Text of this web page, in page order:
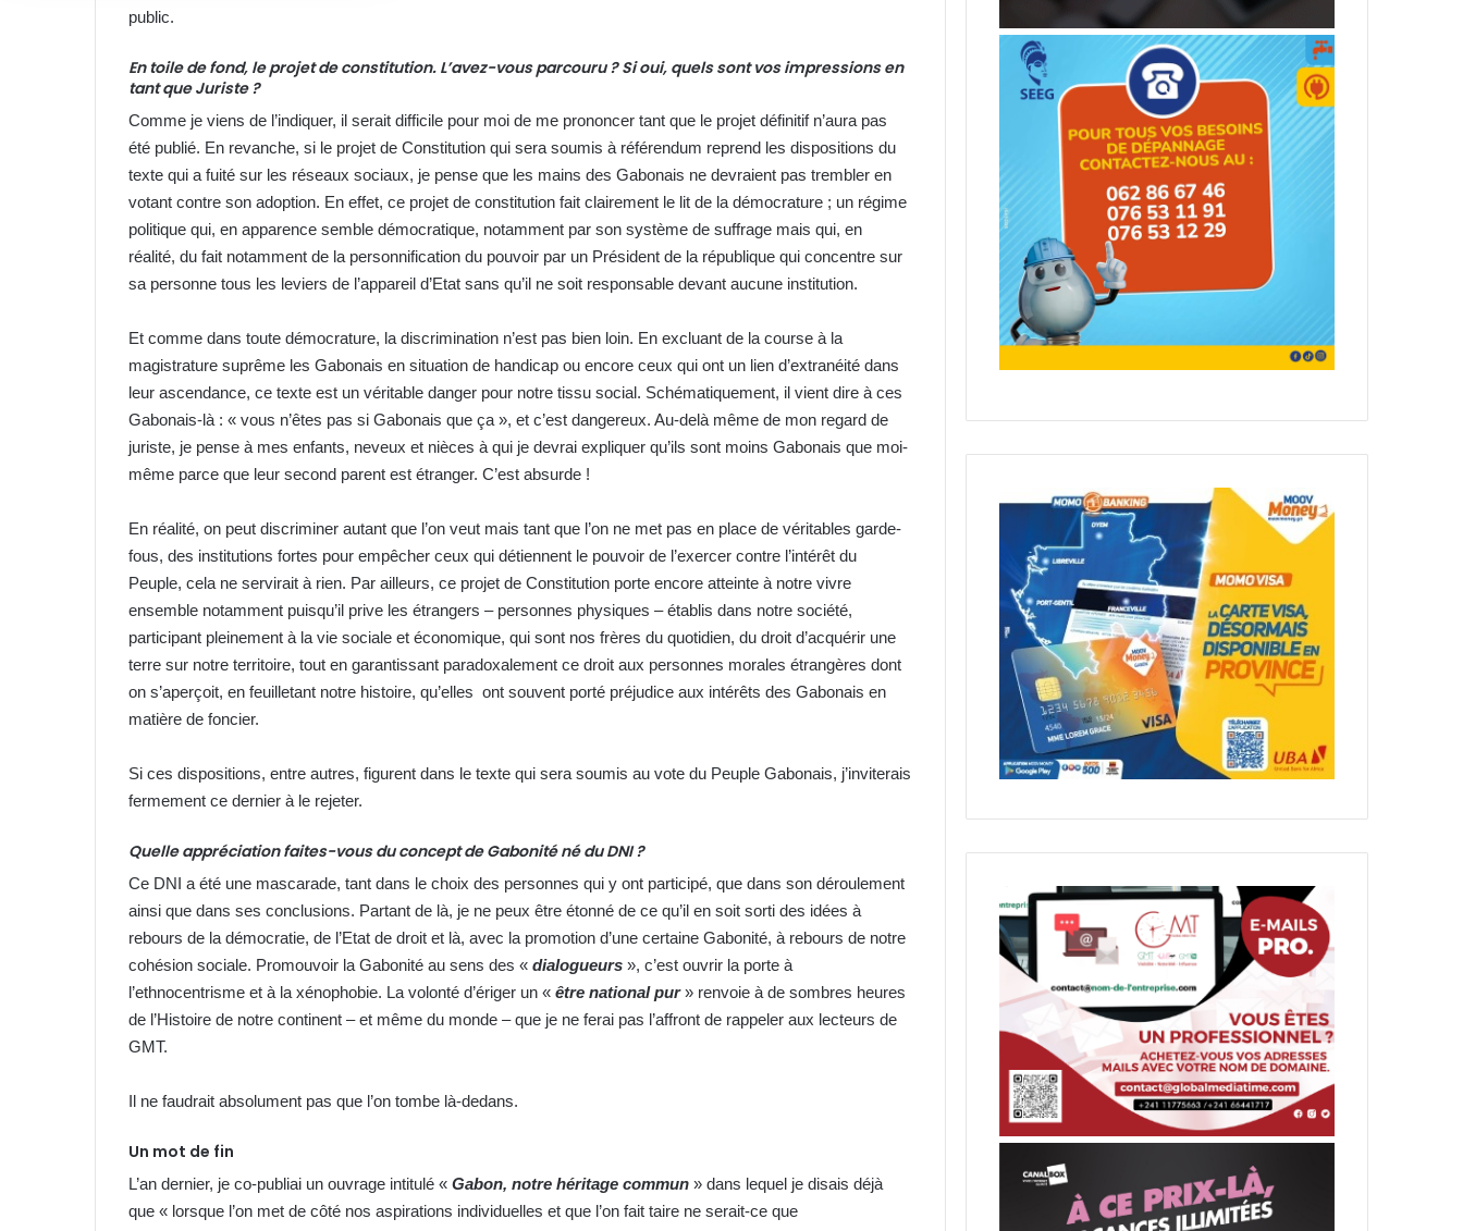
public.
En toile de fond, le projet de constitution. L’avez-vous parcouru ? Si oui, quels sont vos impressions en
tant que Juriste ?
Comme je viens de l’indiquer, il serait difficile pour moi de me prononcer tant que le projet définitif n’aura pas
été publié. En revanche, si le projet de Constitution qui sera soumis à référendum reprend les dispositions du
texte qui a fuité sur les réseaux sociaux, je pense que les mains des Gabonais ne devraient pas trembler en
votant contre son adoption. En effet, ce projet de constitution fait clairement le lit de la démocrature ; un régime
politique qui, en apparence semble démocratique, notamment par son système de suffrage mais qui, en
réalité, du fait notamment de la personnification du pouvoir par un Président de la république qui concentre sur
sa personne tous les leviers de l’appareil d’Etat sans qu’il ne soit responsable devant aucune institution.
Et comme dans toute démocrature, la discrimination n’est pas bien loin. En excluant de la course à la
magistrature suprême les Gabonais en situation de handicap ou encore ceux qui ont un lien d’extranéité dans
leur ascendance, ce texte est un véritable danger pour notre tissu social. Schématiquement, il vient dire à ces
Gabonais-là : « vous n’êtes pas si Gabonais que ça », et c’est dangereux. Au-delà même de mon regard de
juriste, je pense à mes enfants, neveux et nièces à qui je devrai expliquer qu’ils sont moins Gabonais que moi-
même parce que leur second parent est étranger. C’est absurde !
En réalité, on peut discriminer autant que l’on veut mais tant que l’on ne met pas en place de véritables garde-
fous, des institutions fortes pour empêcher ceux qui détiennent le pouvoir de l’exercer contre l’intérêt du
Peuple, cela ne servirait à rien. Par ailleurs, ce projet de Constitution porte encore atteinte à notre vivre
ensemble notamment puisqu’il prive les étrangers – personnes physiques – établis dans notre société,
participant pleinement à la vie sociale et économique, qui sont nos frères du quotidien, du droit d’acquérir une
terre sur notre territoire, tout en garantissant paradoxalement ce droit aux personnes morales étrangères dont
on s’aperçoit, en feuilletant notre histoire, qu’elles ont souvent porté préjudice aux intérêts des Gabonais en
matière de foncier.
Si ces dispositions, entre autres, figurent dans le texte qui sera soumis au vote du Peuple Gabonais, j’inviterais
fermement ce dernier à le rejeter.
Quelle appréciation faites-vous du concept de Gabonité né du DNI ?
Ce DNI a été une mascarade, tant dans le choix des personnes qui y ont participé, que dans son déroulement
ainsi que dans ses conclusions. Partant de là, je ne peux être étonné de ce qu’il en soit sorti des idées à
rebours de la démocratie, de l’Etat de droit et là, avec la promotion d’une certaine Gabonité, à rebours de notre
cohésion sociale. Promouvoir la Gabonité au sens des « dialogueurs », c’est ouvrir la porte à
l’ethnocentrisme et à la xénophobie. La volonté d’ériger un « être national pur» renvoie à de sombres heures
de l’Histoire de notre continent – et même du monde – que je ne ferai pas l’affront de rappeler aux lecteurs de
GMT.
Il ne faudrait absolument pas que l’on tombe là-dedans.
Un mot de fin
L’an dernier, je co-publiai un ouvrage intitulé « Gabon, notre héritage commun » dans lequel je disais déjà
que « lorsque l’on met de côté nos aspirations individuelles et que l’on fait taire ne serait-ce que